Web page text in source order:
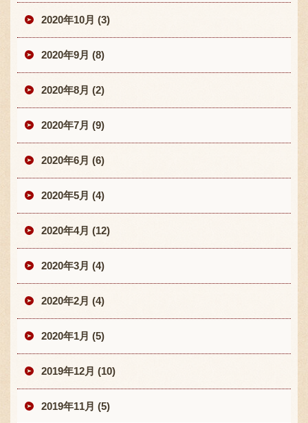
2020年10月 (3)
2020年9月 (8)
2020年8月 (2)
2020年7月 (9)
2020年6月 (6)
2020年5月 (4)
2020年4月 (12)
2020年3月 (4)
2020年2月 (4)
2020年1月 (5)
2019年12月 (10)
2019年11月 (5)